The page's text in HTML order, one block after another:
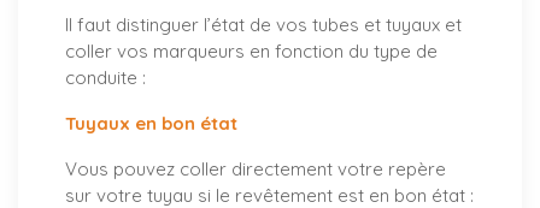
Il faut distinguer l’état de vos tubes et tuyaux et
coller vos marqueurs en fonction du type de
conduite :
Tuyaux en bon état
Vous pouvez coller directement votre repère
sur votre tuyau si le revêtement est en bon état :